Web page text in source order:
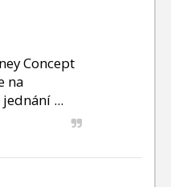
Concept
na
...